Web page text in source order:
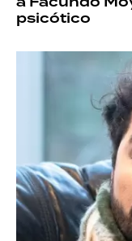
psicótico